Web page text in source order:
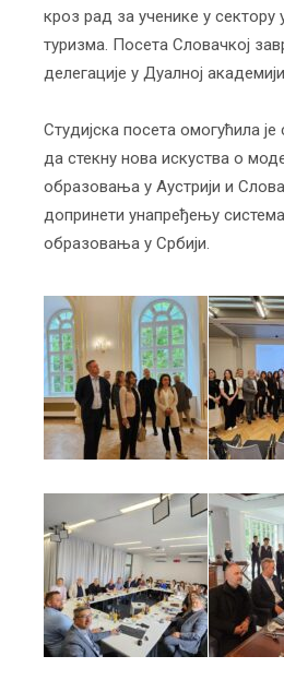
кроз рад за ученике у сектору
туризма. Посета Словачкој
делегације у Дуалној
Студијска посета омогућила
да стекну нова искуства о
образовања у Аустрији и
допринети унапређењу
образовања у Србији.